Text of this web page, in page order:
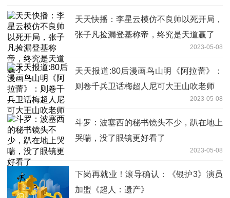
天天快播：李星云模仿不良帅以死开局，
张子凡捡漏登基称帝，终究是天道赢了
2023-05-08
天天报道:80后漫画鸟山明《阿拉蕾》：
则卷千兵卫话梅超人尼可大王山吹老师
2023-05-08
斗罗：波塞西的秘书镜头不少，趴在地上
哭喘，没了眼镜更好看了
2023-05-08
下岗再就业！滚导确认：《银护3》演员
加盟《超人：遗产》